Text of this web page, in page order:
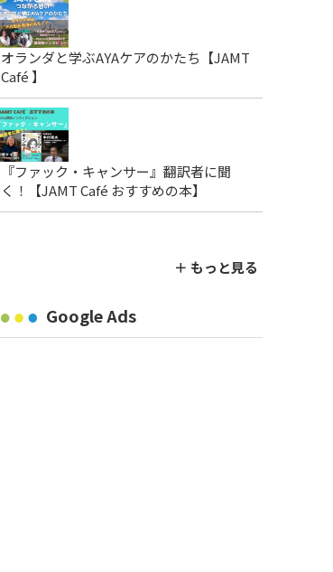
オランダと学ぶAYAケアのかたち【JAMT
Café 】
『ファック・キャンサー』翻訳者に聞
く！【JAMT Café おすすめの本】
＋ もっと見る
Google Ads